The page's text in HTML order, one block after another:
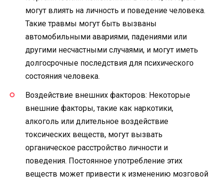
могут влиять на личность и поведение человека.
Такие травмы могут быть вызваны
автомобильными авариями, падениями или
другими несчастными случаями, и могут иметь
долгосрочные последствия для психического
состояния человека.
Воздействие внешних факторов: Некоторые
внешние факторы, такие как наркотики,
алкоголь или длительное воздействие
токсических веществ, могут вызвать
органическое расстройство личности и
поведения. Постоянное употребление этих
веществ может привести к изменению мозговой